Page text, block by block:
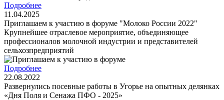
Подробнее
11.04.2025
Приглашаем к участию в форуме "Молоко России 2022"
Крупнейшее отраслевое мероприятие, объединяющее
профессионалов молочной индустрии и представителей
сельхозпредприятий
Подробнее
22.08.2022
Развернулись посевные работы в Угорье на опытных делянках
«Дня Поля и Сенажа ПФО - 2025»